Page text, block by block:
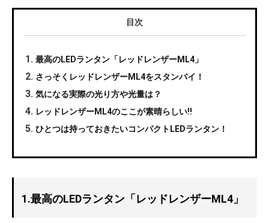
目次
最高のLEDランタン「レッドレンザーML4」
さっそくレッドレンザーML4をスタンバイ！
気になる実際の光り方や光量は？
レッドレンザーML4のここが素晴らしい!!
ひとつは持っておきたいコンパクトLEDランタン！
1.最高のLEDランタン「レッドレンザーML4」